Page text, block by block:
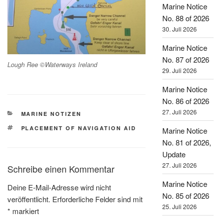
Lough Ree ©Waterways Ireland
KATEGORIEN
MARINE NOTIZEN
SCHLAGWÖRTER
PLACEMENT OF NAVIGATION AID
Schreibe einen Kommentar
Deine E-Mail-Adresse wird nicht
veröffentlicht. Erforderliche Felder sind mit
* markiert
Marine Notice
No. 88 of 2026
30. Juli 2026
Marine Notice
No. 87 of 2026
29. Juli 2026
Marine Notice
No. 86 of 2026
27. Juli 2026
Marine Notice
No. 81 of 2026,
Update
27. Juli 2026
Marine Notice
No. 85 of 2026
25. Juli 2026